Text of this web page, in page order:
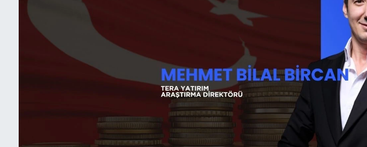
BIST 100 Isı Haritası
Coin Isı Haritası
Ekonomik Takvim